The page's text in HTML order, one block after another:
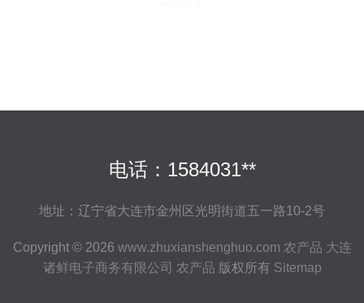
电话：1584031**
地址：辽宁省大连市金州区光明街道五一路10-2号
Copyright © 2026 www.zhuxianshenghuo.com 农产品 大连
诸鲜电子商务有限公司 农产品 版权所有 Sitemap